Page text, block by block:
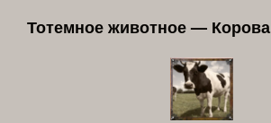
Тотемное животное — Корова